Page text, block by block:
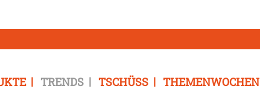
TRENDS TSCHÜSS THEMENWOCHEN